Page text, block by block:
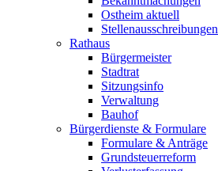
Ostheim aktuell
Stellenausschreibungen
Rathaus
Bürgermeister
Stadtrat
Sitzungsinfo
Verwaltung
Bauhof
Bürgerdienste & Formulare
Formulare & Anträge
Grundsteuerreform